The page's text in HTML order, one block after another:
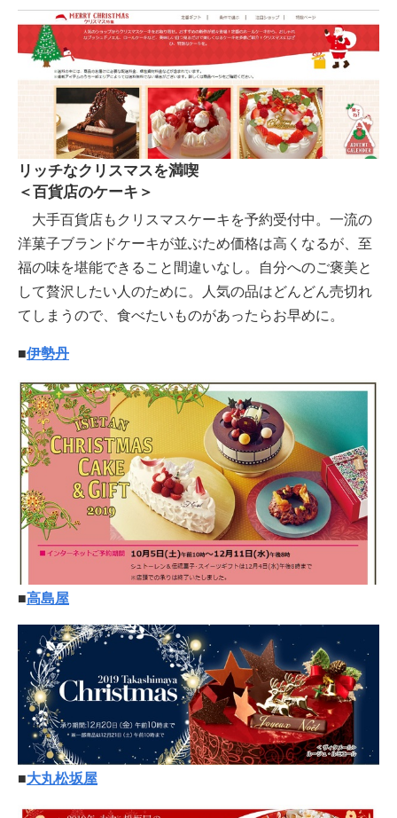
リッチなクリスマスを満喫
＜百貨店のケーキ＞
大手百貨店もクリスマスケーキを予約受付中。一流の
洋菓子ブランドケーキが並ぶため価格は高くなるが、至
福の味を堪能できること間違いなし。自分へのご褒美と
して贅沢したい人のために。人気の品はどんどん売切れ
てしまうので、食べたいものがあったらお早めに。
■伊勢丹
■高島屋
■大丸松坂屋